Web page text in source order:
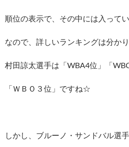
順位の表示で、その中には入って
なので、詳しいランキングは分か
村田諒太選手は「WBA4位」「
「ＷＢＯ３位」ですね☆
しかし、ブルーノ・サンドバル選